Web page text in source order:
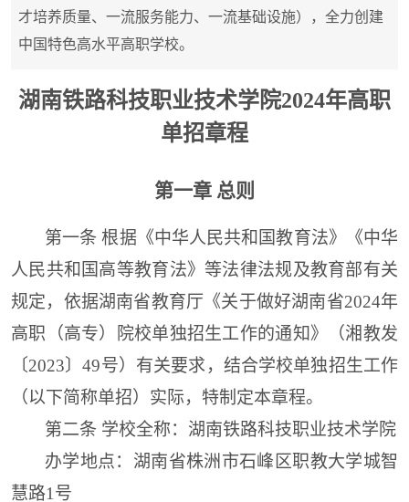
才培养质量、一流服务能力、一流基础设施），全力创建
中国特色高水平高职学校。
湖南铁路科技职业技术学院2024年高职
单招章程
第一章 总则
第一条根据《中华人民共和国教育法》《中华
人民共和国高等教育法》等法律法规及教育部有关
规定， 依据湖南省教育厅《关于做好湖南省2024年
高职 （高专） 院校单独招生工作的通知》（湘教发
〔2023〕49号） 有关要求 ，结合学校单独招生工作
（以下简称单招） 实际，特制定本章程。
第二条 学校全称： 湖南铁路科技职业技术学院
办学地点： 湖南省株洲市石峰区职教大学城智
慧路1号